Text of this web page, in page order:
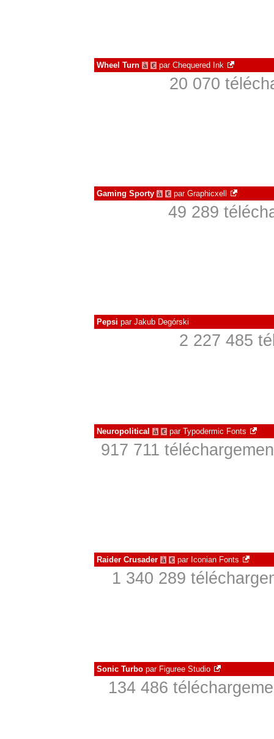
Wheel Turn à € par Chequered Ink
20 070
Gaming Sporty à € par Graphicxell
49 289
Pepsi par Jakub Degórski
2 227 485
Neuropolitical à € par Typodermic Fonts
917 711
Raider Crusader à € par Iconian Fonts
1 340 289
Sonic Turbo par Figuree Studio
134 486